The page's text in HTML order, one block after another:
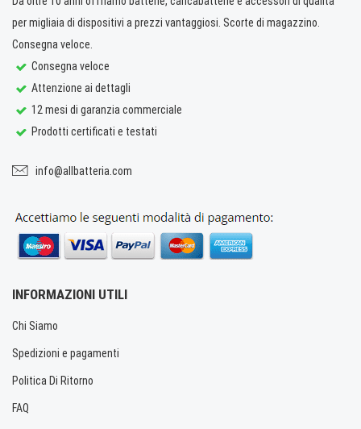
per migliaia di dispositivi a prezzi vantaggiosi. Scorte di magazzino.
Consegna veloce.
Consegna veloce
Attenzione ai dettagli
12 mesi di garanzia commerciale
Prodotti certificati e testati
info@allbatteria.com
INFORMAZIONI UTILI
Chi Siamo
Spedizioni e pagamenti
Politica Di Ritorno
FAQ